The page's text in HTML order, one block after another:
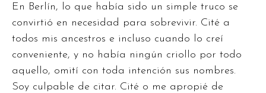
En Berlín, lo que había sido un simple truco se
convirtió en necesidad para sobrevivir. Cité a
todos mis ancestros e incluso cuando lo creí
conveniente, y no había ningún criollo por todo
aquello, omití con toda intención sus nombres.
Soy culpable de citar. Cité o me apropié de